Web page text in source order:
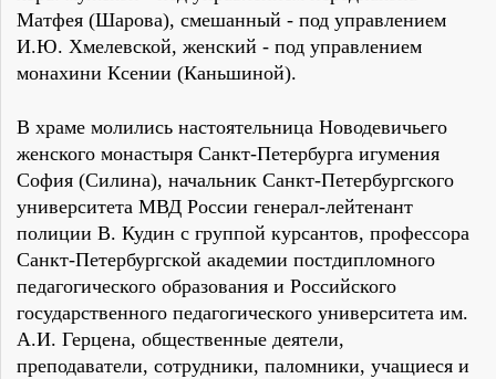
Матфея (Шарова), смешанный - под управлением
И.Ю. Хмелевской, женский - под управлением
монахини Ксении (Каньшиной).
В храме молились настоятельница Новодевичьего
женского монастыря Санкт-Петербурга игумения
София (Силина), начальник Санкт-Петербургского
университета МВД России генерал-лейтенант
полиции В. Кудин с группой курсантов, профессора
Санкт-Петербургской академии постдипломного
педагогического образования и Российского
государственного педагогического университета им.
А.И. Герцена, общественные деятели,
преподаватели, сотрудники, паломники, учащиеся и